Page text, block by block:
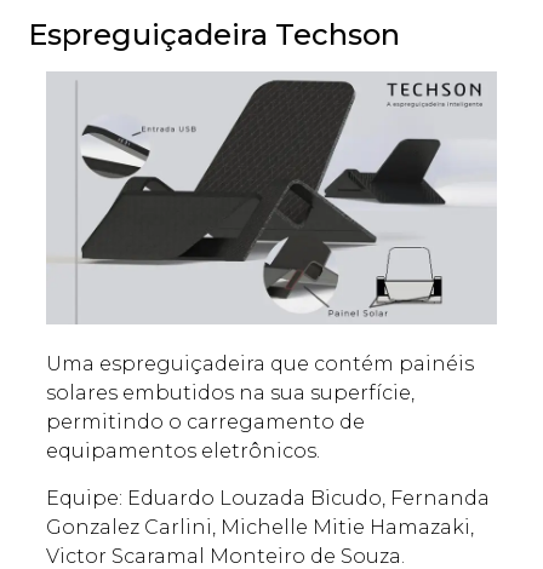
Espreguiçadeira Techson
Uma espreguiçadeira que contém painéis
solares embutidos na sua superfície,
permitindo o carregamento de
equipamentos eletrônicos.
Equipe: Eduardo Louzada Bicudo, Fernanda
Gonzalez Carlini, Michelle Mitie Hamazaki,
Victor Scaramal Monteiro de Souza.